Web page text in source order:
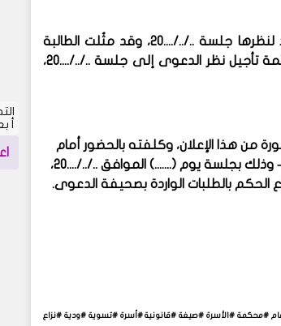
أقامت الطالبة الدعوى رقم ........ لسنة ........ أسرة ........ ضد المعلن إليه، وقد تحدد لنظرها جلسة ../../....20، وقد مثُلت الطالبة
بوكيل عنها، إلا أن المعلن إليه لم يحضر، ولم يمثل عنه أحد قانونًا، فقررت المحكمة تأجيل نظر الدعوى إلى جلسة ../../....20،
من هذا الإعلان، وكلفته بالحضور أمام
محكمة العجوزة لشئون الأسرة – الكائنة بميدان الكيت كات – خلف وزارة الثقافة – وذلك بجلسة يوم (.......) الموافق ../../....20،
الحكم بالطلبات الواردة بصحيفة الدعوى.
#محكمة #الأسرة #صيغة #قانونية #أسرة #تسوية #ودية #نزاع
أ